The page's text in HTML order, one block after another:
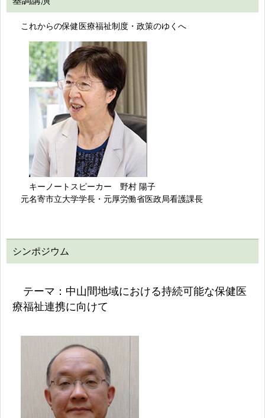
これからの保健医療福祉制度・政策のゆくへ
キーノートスピーカー 野村 陽子
元名寄市立大学学長・元厚労働省医政局看護課長
シンポジウム
テーマ：中山間地域における持続可能な保健医
療福祉連携に向けて